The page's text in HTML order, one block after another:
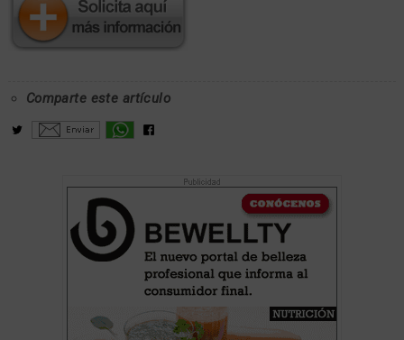
Comparte este artículo